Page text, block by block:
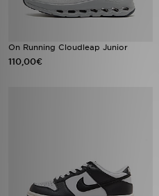
On Running Cloudleap Junior
110,00€